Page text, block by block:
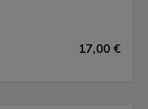
17,00 €